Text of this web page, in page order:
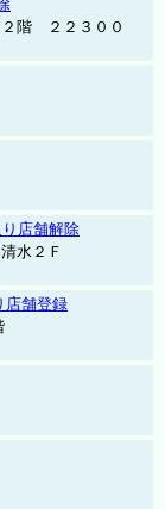
階 ２２３００
店舗解除
水２Ｆ
店舗登録